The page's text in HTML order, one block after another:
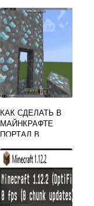
КАК СДЕЛАТЬ В
МАЙНКРАФТЕ
ПОРТАЛ В